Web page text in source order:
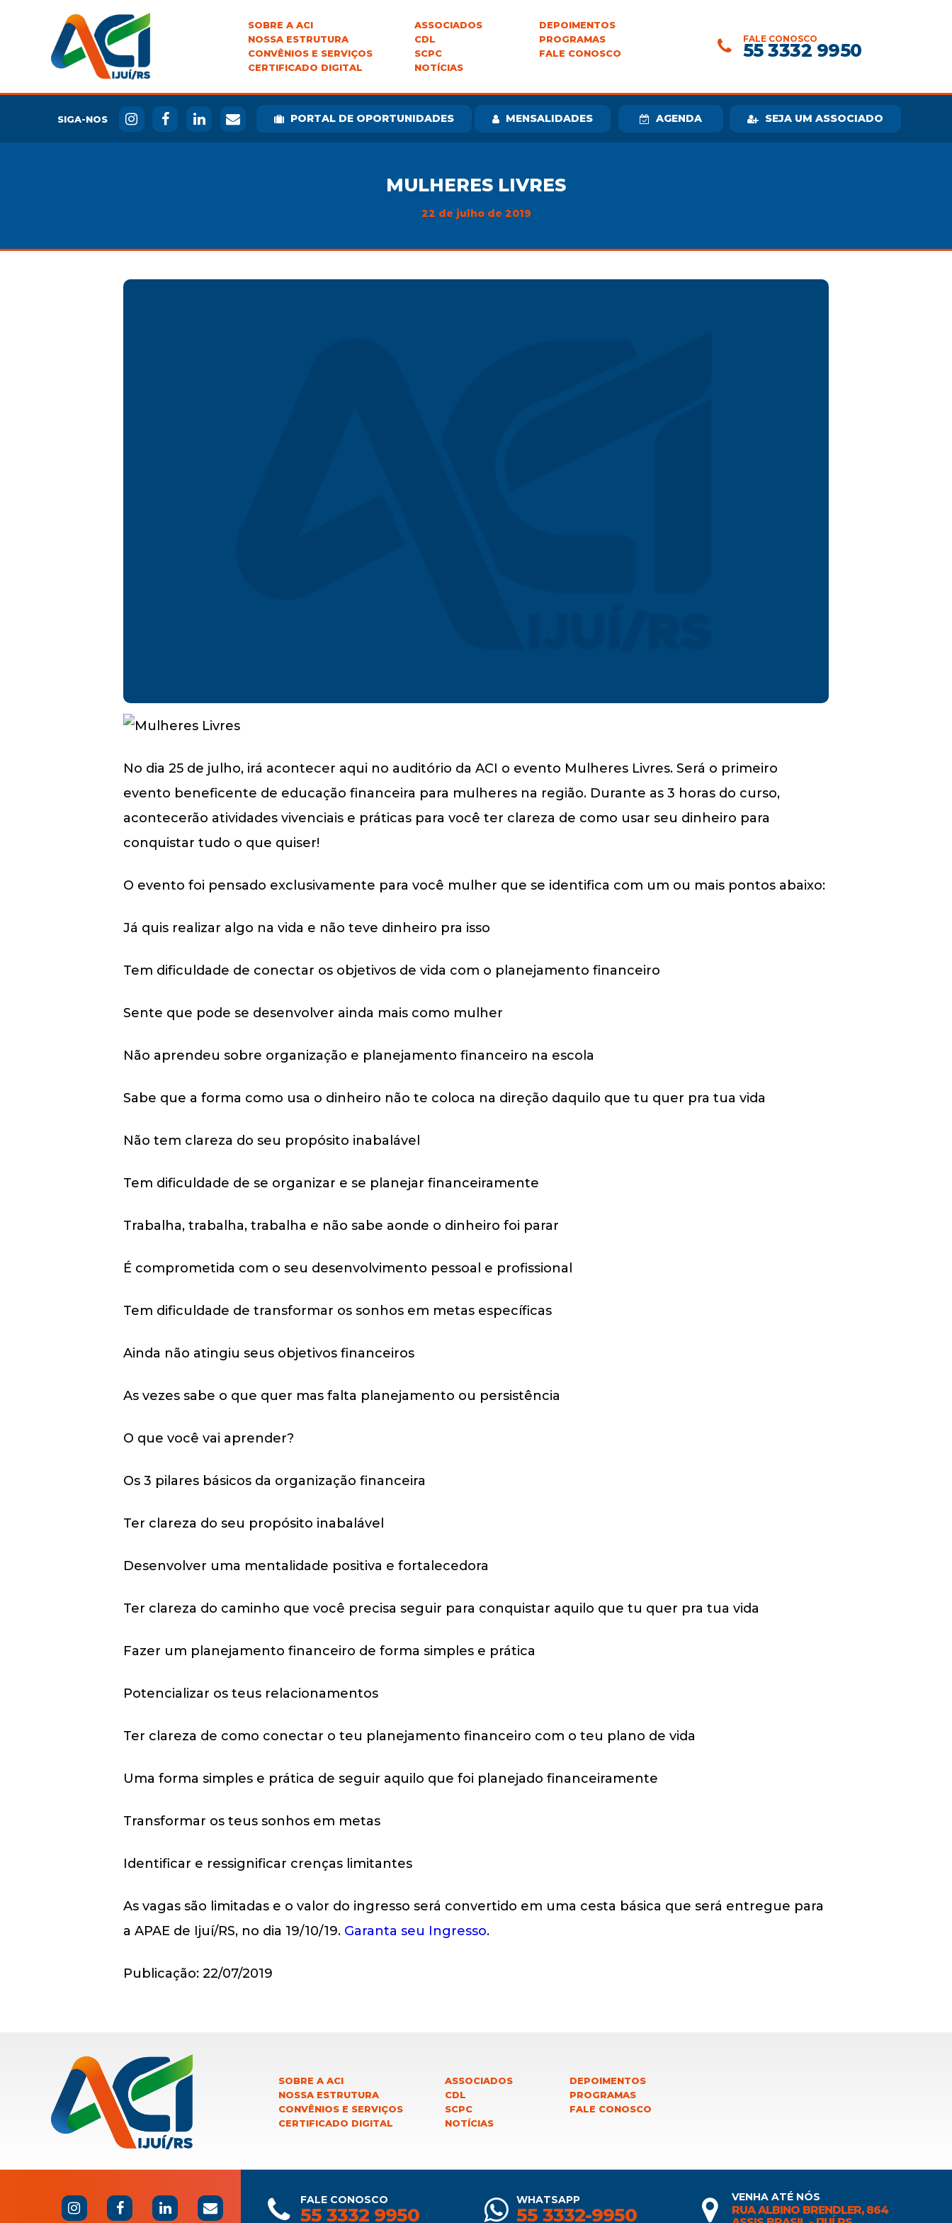
SOBRE A ACI
NOSSA ESTRUTURA
CONVÊNIOS E SERVIÇOS
CERTIFICADO DIGITAL
ASSOCIADOS
CDL
SCPC
NOTÍCIAS
DEPOIMENTOS
PROGRAMAS
FALE CONOSCO
FALE CONOSCO
55 3332 9950
SIGA-NOS PORTAL DE OPORTUNIDADES MENSALIDADES AGENDA SEJA UM ASSOCIADO
MULHERES LIVRES
22 de julho de 2019
No dia 25 de julho, irá acontecer aqui no auditório da ACI o evento Mulheres Livres. Será o primeiro
evento beneficente de educação financeira para mulheres na região. Durante as 3 horas do curso,
acontecerão atividades vivenciais e práticas para você ter clareza de como usar seu dinheiro para
conquistar tudo o que quiser!
O evento foi pensado exclusivamente para você mulher que se identifica com um ou mais pontos abaixo:
Já quis realizar algo na vida e não teve dinheiro pra isso
Tem dificuldade de conectar os objetivos de vida com o planejamento financeiro
Sente que pode se desenvolver ainda mais como mulher
Não aprendeu sobre organização e planejamento financeiro na escola
Sabe que a forma como usa o dinheiro não te coloca na direção daquilo que tu quer pra tua vida
Não tem clareza do seu propósito inabalável
Tem dificuldade de se organizar e se planejar financeiramente
Trabalha, trabalha, trabalha e não sabe aonde o dinheiro foi parar
É comprometida com o seu desenvolvimento pessoal e profissional
Tem dificuldade de transformar os sonhos em metas específicas
Ainda não atingiu seus objetivos financeiros
As vezes sabe o que quer mas falta planejamento ou persistência
O que você vai aprender?
Os 3 pilares básicos da organização financeira
Ter clareza do seu propósito inabalável
Desenvolver uma mentalidade positiva e fortalecedora
Ter clareza do caminho que você precisa seguir para conquistar aquilo que tu quer pra tua vida
Fazer um planejamento financeiro de forma simples e prática
Potencializar os teus relacionamentos
Ter clareza de como conectar o teu planejamento financeiro com o teu plano de vida
Uma forma simples e prática de seguir aquilo que foi planejado financeiramente
Transformar os teus sonhos em metas
Identificar e ressignificar crenças limitantes
As vagas são limitadas e o valor do ingresso será convertido em uma cesta básica que será entregue para
a APAE de Ijuí/RS, no dia 19/10/19. Garanta seu Ingresso.
Publicação: 22/07/2019
SOBRE A ACI
NOSSA ESTRUTURA
CONVÊNIOS E SERVIÇOS
CERTIFICADO DIGITAL
ASSOCIADOS
CDL
SCPC
NOTÍCIAS
DEPOIMENTOS
PROGRAMAS
FALE CONOSCO
FALE CONOSCO
55 3332 9950
WHATSAPP
55 3332-9950
VENHA ATÉ NÓS
RUA ALBINO BRENDLER, 864